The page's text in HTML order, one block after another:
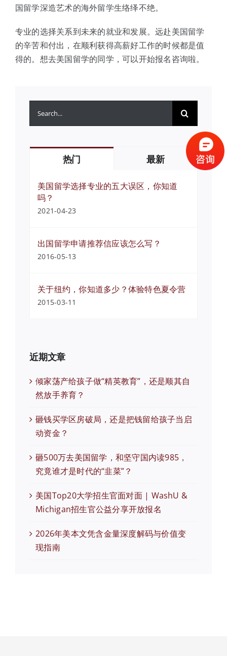
国留学深造艺术的海外留学生络绎不绝。
专业的选择关系到未来的就业和发展。远赴美国留学
的辛苦和付出，在顺利获得高薪好工作的时候都是值
得的。想去美国留学的同学，可以开始报名咨询啦。
热门 最新
美国留学选择专业的五大误区，你知道
吗？
2021-04-23
出国留学申请推荐信应该怎么写？
2016-05-13
关于纽约，你知道多少？体验特色夏令营
2015-03-11
近期文章
倾家荡产给孩子做“精英教育”，还是顺其自
然放手养育？
砸钱买学区房破局，还是把钱留给孩子当启
动资金？
砸500万去美国留学，和坚守国内读985，
究竟谁才是时代的“韭菜”？
美国Top20大学招生官面对面 | WashU &
Michigan招生官公益分享开放报名
2026年美本文凭含金量深度解码与价值变
现指南